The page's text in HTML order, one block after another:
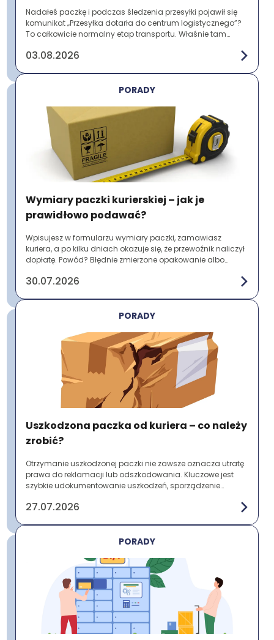
Nadałeś paczkę i podczas śledzenia przesyłki pojawił się
komunikat „Przesyłka dotarła do centrum logistycznego”?
To całkowicie normalny etap transportu. Właśnie tam
03.08.2026
PORADY
Wymiary paczki kurierskiej – jak je
prawidłowo podawać?
Wpisujesz w formularzu wymiary paczki, zamawiasz
kuriera, a po kilku dniach okazuje się, że przewoźnik naliczył
dopłatę. Powód? Błędnie zmierzone opakowanie albo
30.07.2026
PORADY
Uszkodzona paczka od kuriera – co należy
zrobić?
Otrzymanie uszkodzonej paczki nie zawsze oznacza utratę
prawa do reklamacji lub odszkodowania. Kluczowe jest
szybkie udokumentowanie uszkodzeń, sporządzenie
27.07.2026
PORADY